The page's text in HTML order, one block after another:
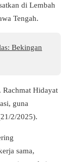
di Lembah
Tengah.
Bekingan
Hidayat
guna
2/2025).
sama,